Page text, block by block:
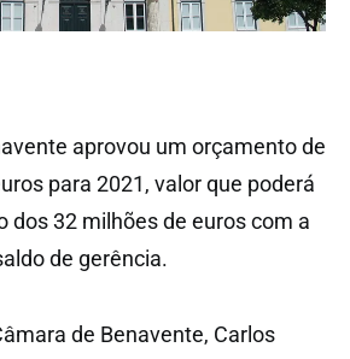
aprovou um orçamento de
para 2021, valor que poderá
dos 32 milhões de euros com a
de gerência.
de Benavente, Carlos